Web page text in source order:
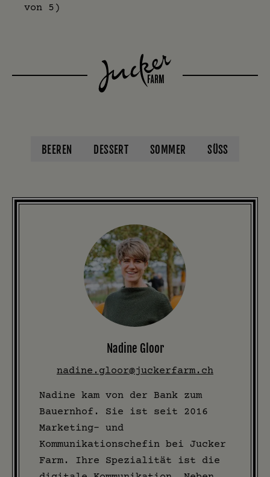
von 5)
BEEREN DESSERT SOMMER SÜSS
Nadine Gloor
nadine.gloor@juckerfarm.ch
Nadine kam von der Bank zum
Bauernhof. Sie ist seit 2016
Marketing- und
Kommunikationschefin bei Jucker
Farm. Ihre Spezialität ist die